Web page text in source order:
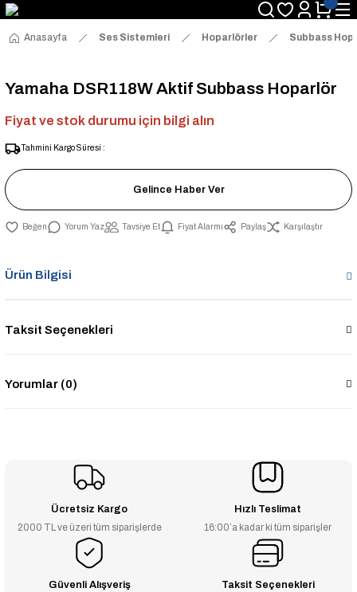
Anasayfa Ses Sistemleri Hoparlörler Subbass
Yamaha DSR118W Aktif Subbass Hoparlör
Fiyat ve stok durumu için bilgi alın
Tahmini Kargo Süresi :
Gelince Haber Ver
Yorum Yaz Tavsiye Et Fiyat Alarmı Paylaş Karşılaştır
Ürün Bilgisi
Taksit Seçenekleri
Yorumlar (0)
Ücretsiz Kargo
2000 TL ve üzeri tüm siparişlerde
Hızlı Teslimat
16:00’a kadar ki tüm siparişler
Güvenli Alışveriş Taksit Seçenekleri